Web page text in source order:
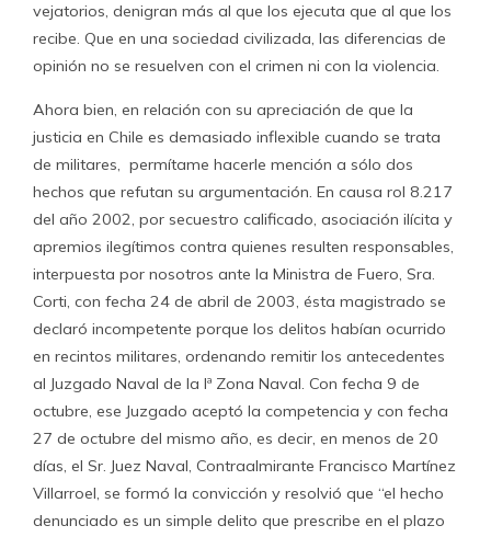
vejatorios, denigran más al que los ejecuta que al que los
recibe. Que en una sociedad civilizada, las diferencias de
opinión no se resuelven con el crimen ni con la violencia.
Ahora bien, en relación con su apreciación de que la
justicia en Chile es demasiado inflexible cuando se trata
de militares, permítame hacerle mención a sólo dos
hechos que refutan su argumentación. En causa rol 8.217
del año 2002, por secuestro calificado, asociación ilícita y
apremios ilegítimos contra quienes resulten responsables,
interpuesta por nosotros ante la Ministra de Fuero, Sra.
Corti, con fecha 24 de abril de 2003, ésta magistrado se
declaró incompetente porque los delitos habían ocurrido
en recintos militares, ordenando remitir los antecedentes
al Juzgado Naval de la Iª Zona Naval. Con fecha 9 de
octubre, ese Juzgado aceptó la competencia y con fecha
27 de octubre del mismo año, es decir, en menos de 20
días, el Sr. Juez Naval, Contraalmirante Francisco Martínez
Villarroel, se formó la convicción y resolvió que “el hecho
denunciado es un simple delito que prescribe en el plazo